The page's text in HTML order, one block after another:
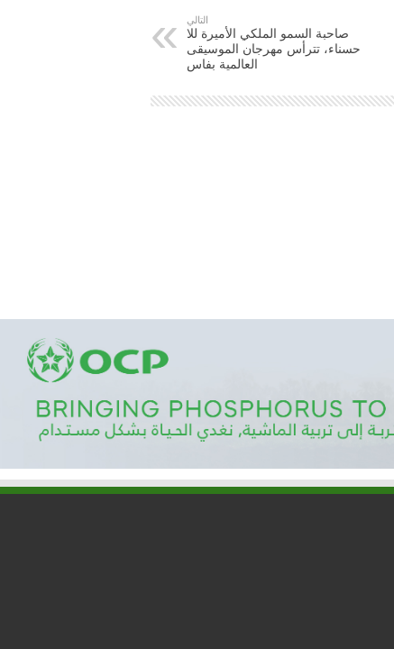
التالي
صاحبة السمو الملكي الأميرة للا
حسناء، تترأس مهرجان الموسيقى
العالمية بفاس